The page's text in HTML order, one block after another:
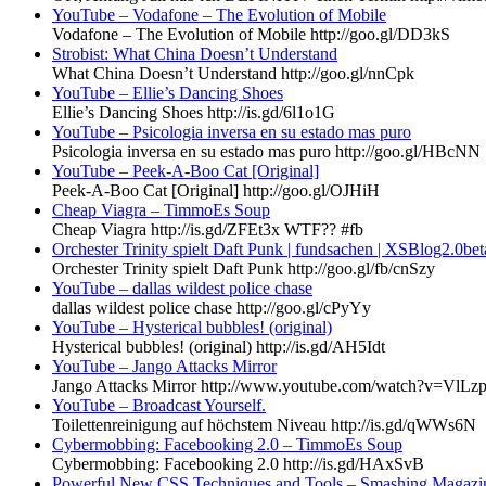
YouTube – Vodafone – The Evolution of Mobile
Vodafone – The Evolution of Mobile http://goo.gl/DD3kS
Strobist: What China Doesn’t Understand
What China Doesn’t Understand http://goo.gl/nnCpk
YouTube – Ellie’s Dancing Shoes
Ellie’s Dancing Shoes http://is.gd/6l1o1G
YouTube – Psicologia inversa en su estado mas puro
Psicologia inversa en su estado mas puro http://goo.gl/HBcNN
YouTube – Peek-A-Boo Cat [Original]
Peek-A-Boo Cat [Original] http://goo.gl/OJHiH
Cheap Viagra – TimmoEs Soup
Cheap Viagra http://is.gd/ZFEt3x WTF?? #fb
Orchester Trinity spielt Daft Punk | fundsachen |
Orchester Trinity spielt Daft Punk http://goo.gl/fb/cnSzy
YouTube – dallas wildest police chase
dallas wildest police chase http://goo.gl/cPyYy
YouTube – Hysterical bubbles! (original)
Hysterical bubbles! (original) http://is.gd/AH5Idt
YouTube – Jango Attacks Mirror
Jango Attacks Mirror http://www.youtube.com/
YouTube – Broadcast Yourself.
Toilettenreinigung auf höchstem Niveau http://is.gd/qWWs6N
Cybermobbing: Facebooking 2.0 – TimmoEs Soup
Cybermobbing: Facebooking 2.0 http://is.gd/HAxSvB